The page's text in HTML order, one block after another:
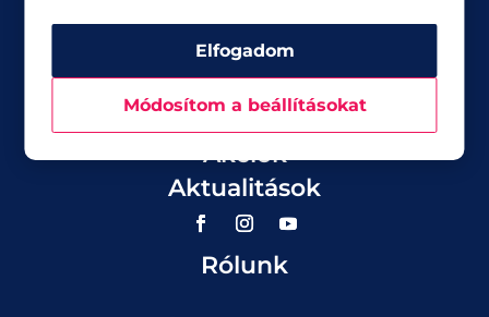
Üzletek
Akciók
Aktualitások
Rólunk
Elfogadom
Módosítom a beállításokat